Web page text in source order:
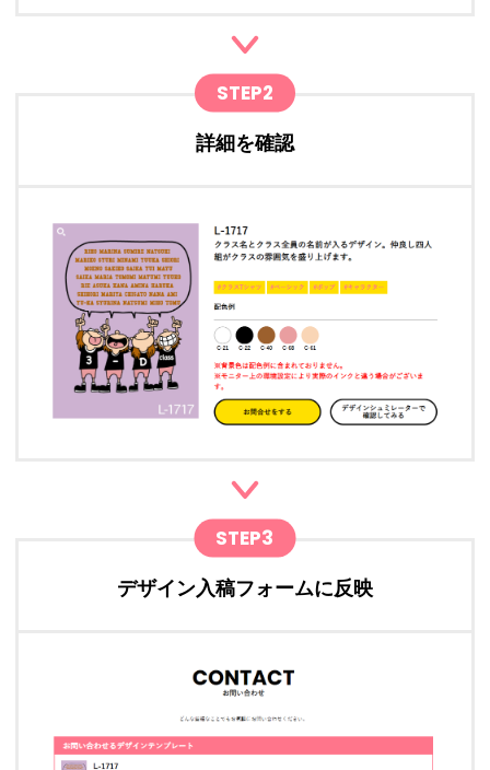
STEP2
詳細を確認
STEP3
デザイン入稿フォームに反映